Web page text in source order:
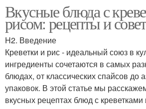
Вкусные блюда с
рисом: рецепты и
H2. Введение
Креветки и рис - идеальный союз в
ингредиенты сочетаются в самых
блюдах, от классических спайсов до
упаковок. В этой статье мы
вкусных рецептах блюд с